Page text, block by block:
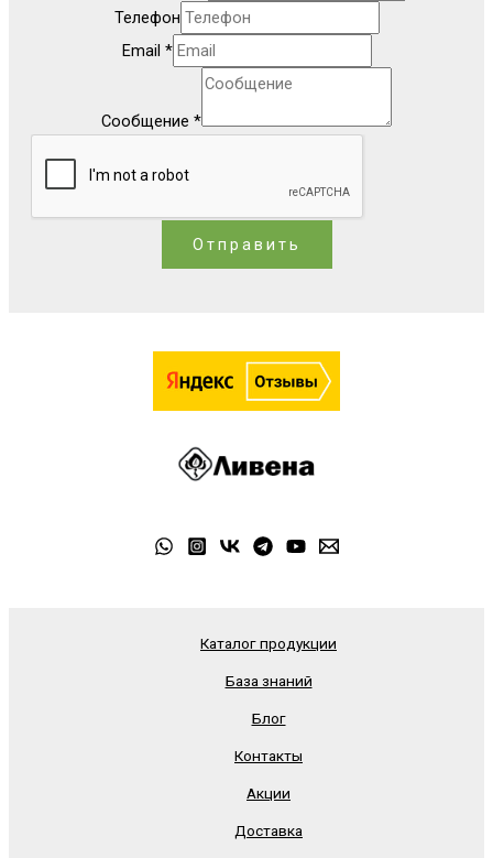
Телефон
Email *
Сообщение *
Отправить
Каталог продукции
База знаний
Блог
Контакты
Акции
Доставка